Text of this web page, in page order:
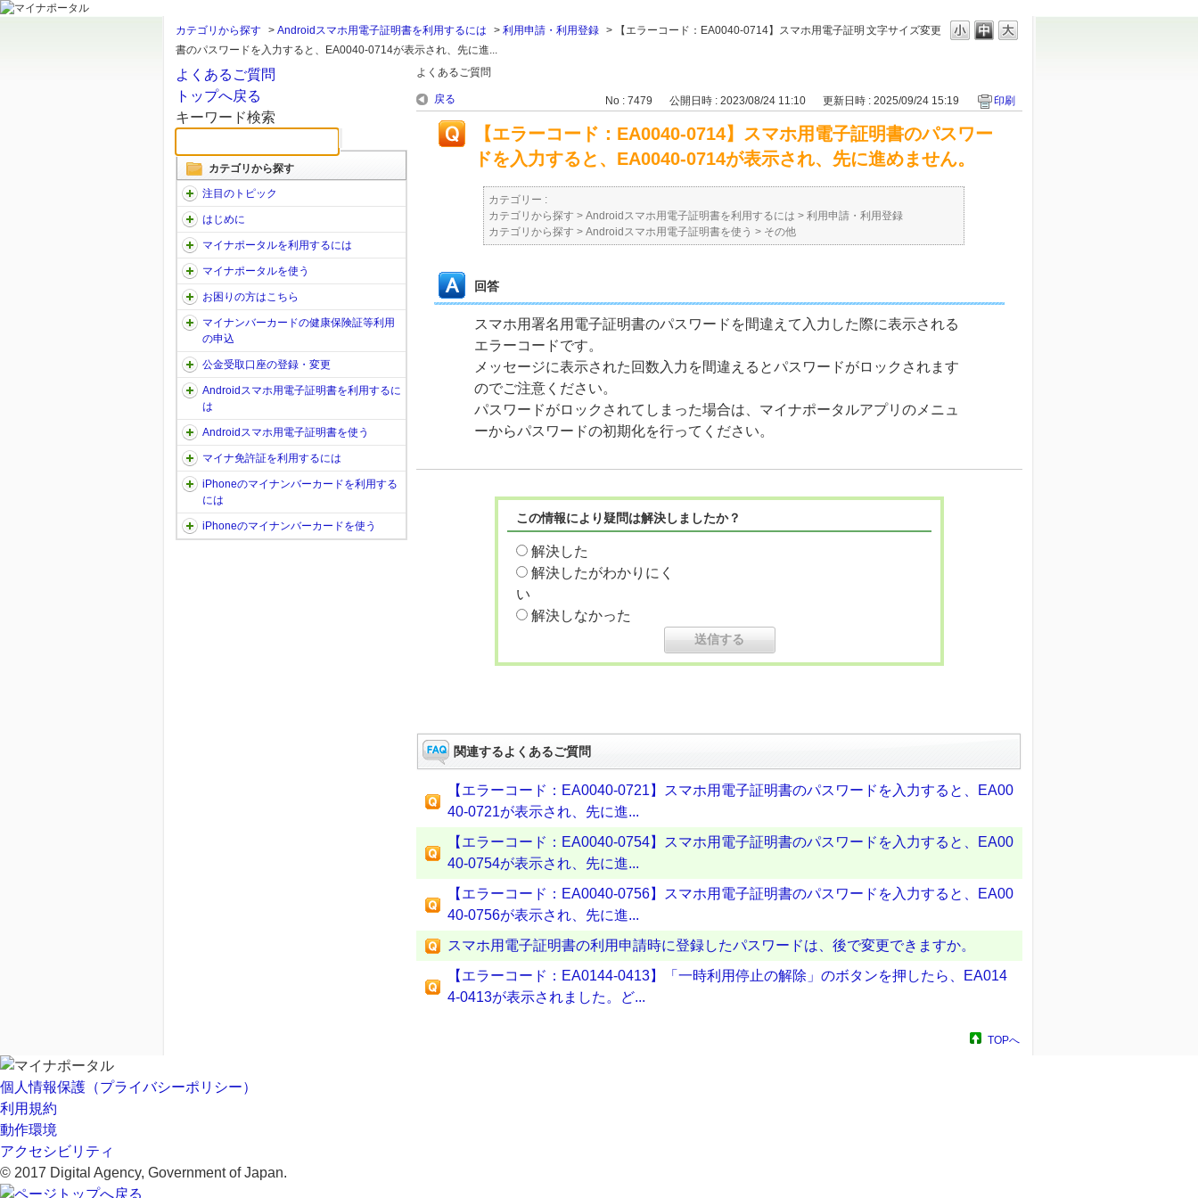
文字サイズ変更
カテゴリから探す > Androidスマホ用電子証明書を利用するには > 利用申請・利用登録 >
【エラーコード：EA0040-0714】スマホ用電子証明
書のパスワードを入力すると、EA0040-0714が表示され、先に進...
よくあるご質問
トップへ戻る
キーワード検索
カテゴリから探す
注目のトピック
はじめに
マイナポータルを利用するには
マイナポータルを使う
お困りの方はこちら
マイナンバーカードの健康保険証等利用
の申込
公金受取口座の登録・変更
Androidスマホ用電子証明書を利用するに
は
Androidスマホ用電子証明書を使う
マイナ免許証を利用するには
iPhoneのマイナンバーカードを利用する
には
iPhoneのマイナンバーカードを使う
よくあるご質問
戻る No : 7479 公開日時 : 2023/08/24 11:10 更新日時 : 2025/09/24 15:19 印刷
【エラーコード：EA0040-0714】スマホ用電子証明書のパスワー
ドを入力すると、EA0040-0714が表示され、先に進めません。
カテゴリー :
カテゴリから探す > Androidスマホ用電子証明書を利用するには > 利用申請・利用登録
カテゴリから探す > Androidスマホ用電子証明書を使う > その他
回答
スマホ用署名用電子証明書のパスワードを間違えて入力した際に表示される
エラーコードです。
メッセージに表示された回数入力を間違えるとパスワードがロックされます
のでご注意ください。
パスワードがロックされてしまった場合は、マイナポータルアプリのメニュ
ーからパスワードの初期化を行ってください。
この情報により疑問は解決しましたか？
解決した
解決したがわかりにく
い
解決しなかった
関連するよくあるご質問
【エラーコード：EA0040-0721】スマホ用電子証明書のパスワードを入力すると、EA00
40-0721が表示され、先に進...
【エラーコード：EA0040-0754】スマホ用電子証明書のパスワードを入力すると、EA00
40-0754が表示され、先に進...
【エラーコード：EA0040-0756】スマホ用電子証明書のパスワードを入力すると、EA00
40-0756が表示され、先に進...
スマホ用電子証明書の利用申請時に登録したパスワードは、後で変更できますか。
【エラーコード：EA0144-0413】「一時利用停止の解除」のボタンを押したら、EA014
4-0413が表示されました。ど...
TOPへ
個人情報保護（プライバシーポリシー）
利用規約
動作環境
アクセシビリティ
© 2017 Digital Agency, Government of Japan.